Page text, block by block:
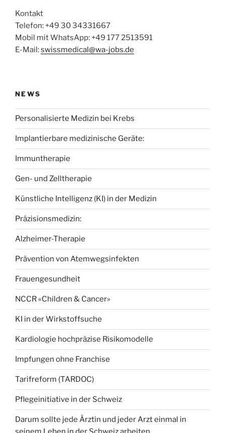
Kontakt
Telefon: +49 30 34331667
Mobil mit WhatsApp: +49 177 2513591
E-Mail:swissmedical@wa-jobs.de
NEWS
Personalisierte Medizin bei Krebs
Implantierbare medizinische Geräte:
Immuntherapie
Gen- und Zelltherapie
Künstliche Intelligenz (KI) in der Medizin
Präzisionsmedizin:
Alzheimer-Therapie
Prävention von Atemwegsinfekten
Frauengesundheit
NCCR «Children & Cancer»
KI in der Wirkstoffsuche
Kardiologie hochpräzise Risikomodelle
Impfungen ohne Franchise
Tarifreform (TARDOC)
Pflegeinitiative in der Schweiz
Darum sollte jede Ärztin und jeder Arzt einmal in